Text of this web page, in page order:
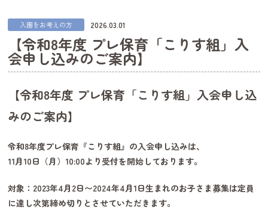
入園をお考えの方 2026.03.01
【令和8年度 プレ保育「こりす組」入
会申し込みのご案内】
【令和8年度 プレ保育「こりす組」入会申し込
みのご案内】
令和8年度プレ保育『こりす組』の入会申し込みは、
11月10日（月）10:00より受付を開始しております。
対象：2023年4月2日〜2024年4月1日生まれのお子さま募集は定員
に達し次第締め切りとさせていただきます。